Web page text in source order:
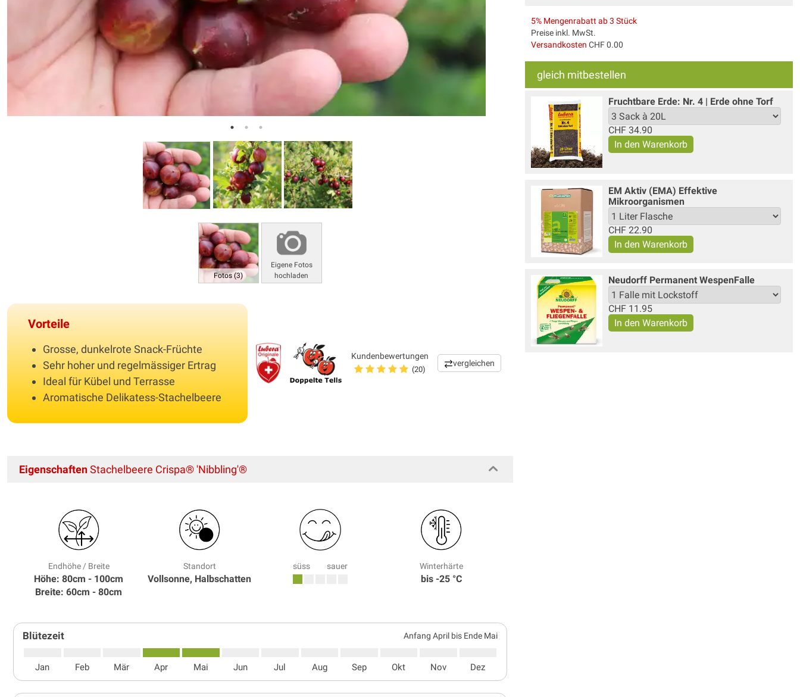
Fotos (3)
Eigene Fotos
hochladen
Vorteile
Grosse, dunkelrote Snack-Früchte
Sehr hoher und regelmässiger Ertrag
Ideal für Kübel und Terrasse
Aromatische Delikatess-Stachelbeere
Kundenbewertungen
(20)
vergleichen
5% Mengenrabatt ab 3 Stück
Preise inkl. MwSt.
Versandkosten CHF 0.00
gleich mitbestellen
Fruchtbare Erde: Nr. 4 | Erde ohne Torf
CHF 34.90
EM Aktiv (EMA) Effektive
Mikroorganismen
CHF 22.90
Neudorff Permanent WespenFalle
CHF 11.95
EigenschaftenStachelbeere Crispa® 'Nibbling'®
Endhöhe / Breite
Höhe: 80cm - 100cm
Breite: 60cm - 80cm
Standort
Vollsonne, Halbschatten
süss sauer Winterhärte
bis -25 °C
Blütezeit Anfang April bis Ende Mai
Jan Feb Mär Apr Mai Jun Jul Aug Sep Okt Nov Dez